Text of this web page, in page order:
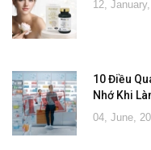
12,
10 Điều
Nhớ Khi
04, June,